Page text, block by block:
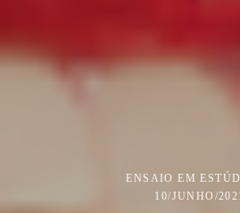
ENSAIO EM
10/JUNHO/